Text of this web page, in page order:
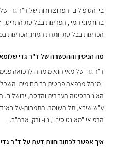
בין הטיפולים והפרוצדורות של ד"ר גדי
בהורמוני המין, הפרעות בבלוטת
הפרעות בבלוטת יותרת המוח, הפרעות
מה הניסיון וההכשרה של ד"ר גדי
ד"ר גדי שלומאי הוא מומחה לרפואה
| מנהל מרפאה פרטית רב תחומית.
האוניברסיטה העברית והדסה,
ע"ש שיבא, תל השומר. התמחות-על
הרפואי "מאונט סיני", ניו-יורק, ארה"ב..
איך אפשר לכתוב חוות דעת על ד"ר